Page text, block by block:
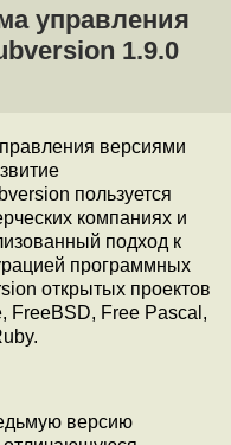
управления
1.9.0
версиями
пользуется
компаниях и
подход к
программных
открытых проектов
FreeBSD, Free Pascal,
версию